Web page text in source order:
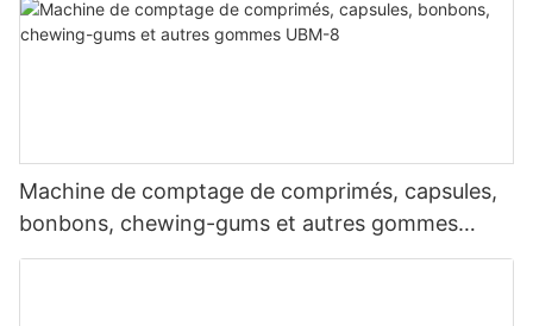
Machine de comptage de comprimés, capsules,
bonbons, chewing-gums et autres gommes
UBM-8